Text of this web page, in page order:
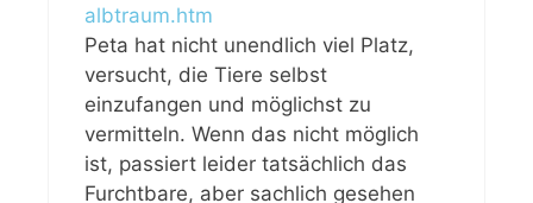
albtraum.htm
Peta hat nicht unendlich viel Platz,
versucht, die Tiere selbst
einzufangen und möglichst zu
vermitteln. Wenn das nicht möglich
ist, passiert leider tatsächlich das
Furchtbare, aber sachlich gesehen